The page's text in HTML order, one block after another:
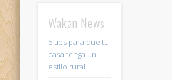
Wakan News
5 tips para que tu
casa tenga un
estilo rural